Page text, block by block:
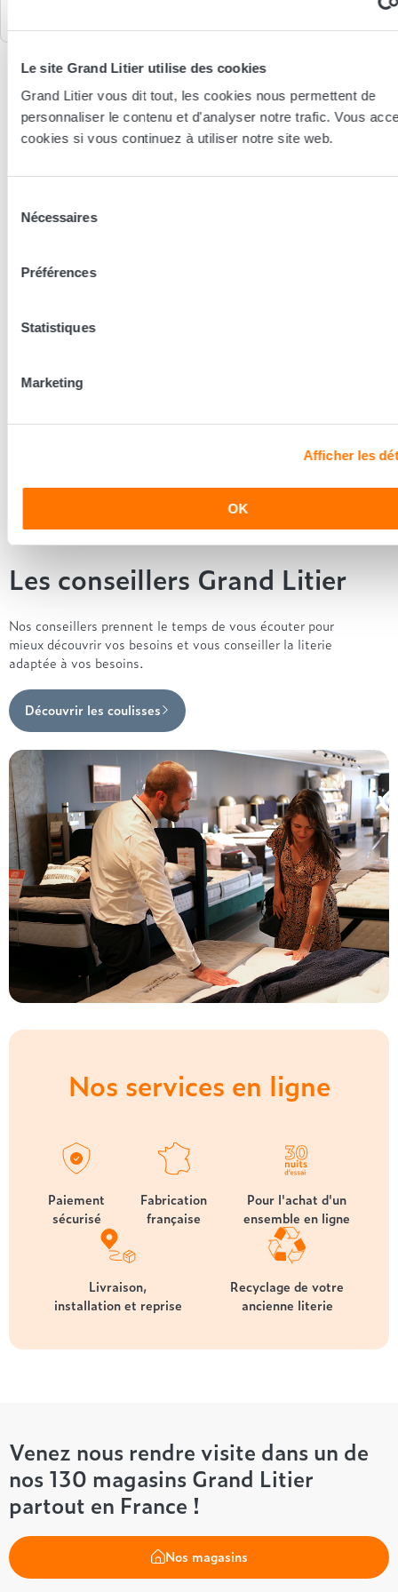
Le site Grand Litier utilise des cookies
Grand Litier vous dit tout, les cookies nous permettent de
personnaliser le contenu et d'analyser notre trafic. Vous
cookies si vous continuez à utiliser notre site web.
Nécessaires
Préférences
Statistiques
Marketing
Afficher les
OK
en lieux de vente afin de vous guider au mieux vers la
Les conseillers Grand Litier
Nos conseillers prennent le temps de vous écouter pour
mieux découvrir vos besoins et vous conseiller la literie
adaptée à vos besoins.
Découvrir les coulisses
Nos services en ligne
Paiement
sécurisé
Fabrication
française
Pour l'achat d'un
ensemble en ligne
Livraison,
installation et reprise
Recyclage de votre
ancienne literie
Venez nous rendre visite dans un de
nos 130 magasins Grand Litier
partout en France !
Nos magasins